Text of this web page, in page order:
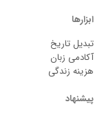
ابزارها
تبدیل تاریخ
آکادمی زبان
هزینه زندگی
پیشنهاد